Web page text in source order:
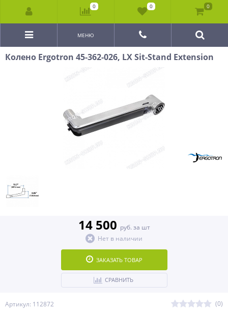
МЕНЮ
Колено Ergotron 45-362-026, LX Sit-Stand Extension
Артикул: 112872 (0)
14 500 руб. за шт
Нет в наличии
ЗАКАЗАТЬ ТОВАР
СРАВНИТЬ
0 0 0